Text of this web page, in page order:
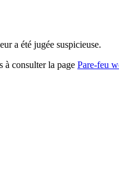
a été jugée suspicieuse.
à consulter la page Pare-feu